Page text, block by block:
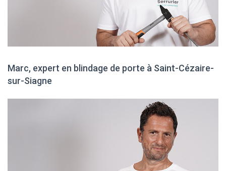
Marc, expert en blindage de porte à Saint-Cézaire-
sur-Siagne